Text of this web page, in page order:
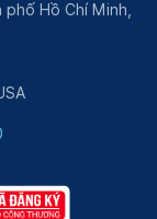
Hồ Chí Minh,